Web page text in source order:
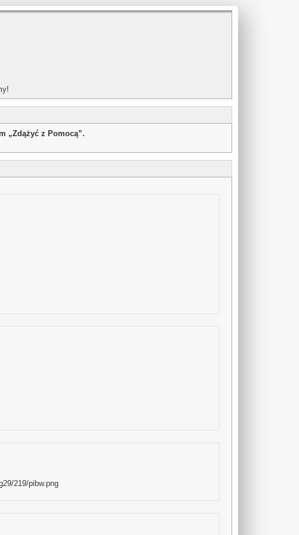
„Zdążyć z Pomocą”.